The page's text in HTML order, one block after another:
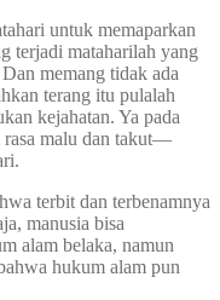
untuk memaparkan
terjadi mataharilah yang
memang tidak ada
terang itu pulalah
kejahatan. Ya pada
rasa malu dan takut—
terbit dan terbenamnya
manusia bisa
alam belaka, namun
hukum alam pun